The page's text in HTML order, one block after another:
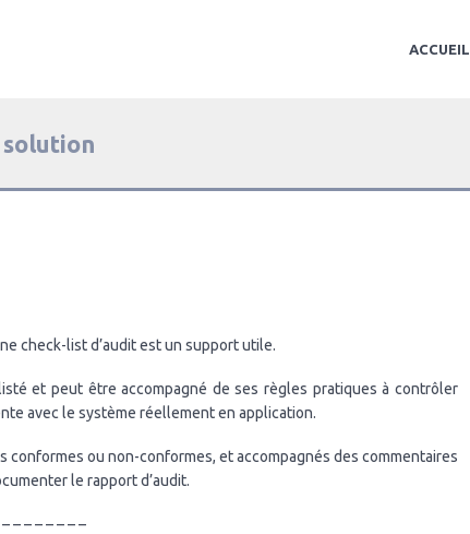
ACCUEIL
solution
check-list d’audit est un support utile.
et peut être accompagné de ses règles pratiques à contrôler
avec le système réellement en application.
conformes ou non-conformes, et accompagnés des commentaires
le rapport d’audit.
– – – – – – –